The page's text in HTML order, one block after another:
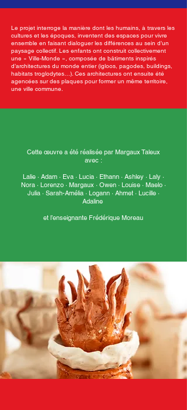
Le projet interroge la manière dont les humains, à travers les
cultures et les époques, inventent des espaces pour vivre
ensemble en faisant dialoguer les différences au sein d’un
paysage collectif. Les enfants ont construit collectivement
une « Ville-Monde », composée de bâtiments inspirés
d’architectures du monde entier (igloos, pagodes, buildings,
habitats troglodytes…). Ces architectures ont ensuite été
agencées sur des plaques pour former un même territoire,
une ville commune.
Cette œuvre a été réalisée par Margaux Taleux
avec :
Lalie · Adam · Eva · Lucia · Ethann · Ashley · Laly ·
Nora · Lorenzo · Margaux · Owen · Louise · Maelo ·
Julia · Sarah-Amélia · Logann · Ahmet · Lucille ·
Adaline
et l’enseignante Frédérique Moreau